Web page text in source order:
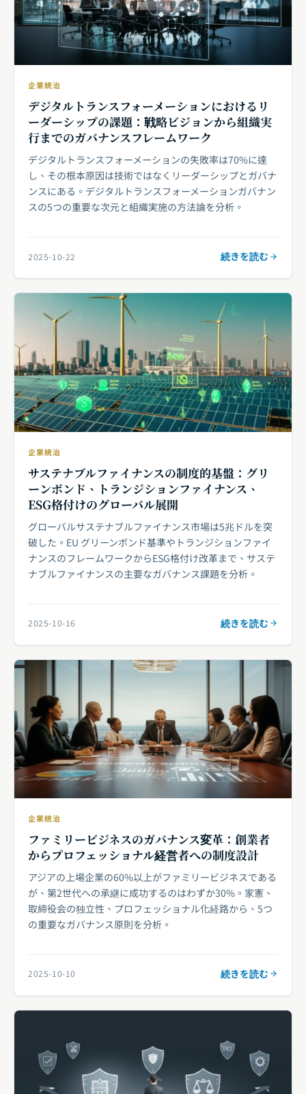
企業統治
デジタルトランスフォーメーションにおけるリ
ーダーシップの課題：戦略ビジョンから組織実
行までのガバナンスフレームワーク
デジタルトランスフォーメーションの失敗率は70%に達
し、その根本原因は技術ではなくリーダーシップとガバナ
ンスにある。デジタルトランスフォーメーションガバナン
スの5つの重要な次元と組織実施の方法論を分析。
2025-10-22 続きを読む
企業統治
サステナブルファイナンスの制度的基盤：グリ
ーンボンド、トランジションファイナンス、
ESG格付けのグローバル展開
グローバルサステナブルファイナンス市場は5兆ドルを突
破した。EU グリーンボンド基準やトランジションファイ
ナンスのフレームワークからESG格付け改革まで、サステ
ナブルファイナンスの主要なガバナンス課題を分析。
2025-10-16 続きを読む
企業統治
ファミリービジネスのガバナンス変革：創業者
からプロフェッショナル経営者への制度設計
アジアの上場企業の60%以上がファミリービジネスである
が、第2世代への承継に成功するのはわずか30%。家憲、
取締役会の独立性、プロフェッショナル化経路から、5つ
の重要なガバナンス原則を分析。
2025-10-10 続きを読む